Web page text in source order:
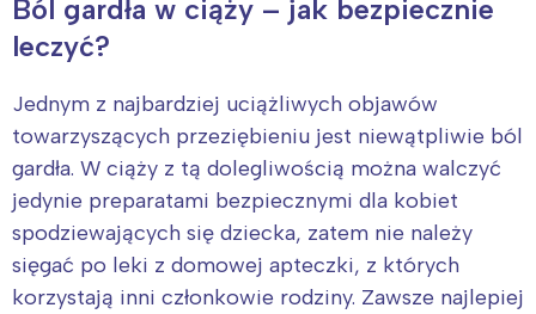
Ból gardła w ciąży – jak bezpiecznie
leczyć?
Jednym z najbardziej uciążliwych objawów
towarzyszących przeziębieniu jest niewątpliwie ból
gardła. W ciąży z tą dolegliwością można walczyć
jedynie preparatami bezpiecznymi dla kobiet
spodziewających się dziecka, zatem nie należy
sięgać po leki z domowej apteczki, z których
korzystają inni członkowie rodziny. Zawsze najlepiej